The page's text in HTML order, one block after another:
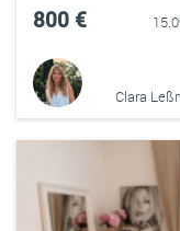
800 €
Clara